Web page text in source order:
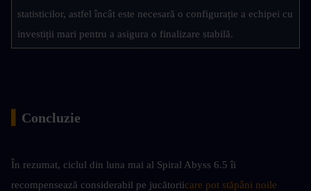
statisticilor, astfel încât este necesară o configurație a echipei cu
investiții mari pentru a asigura o finalizare stabilă.
Concluzie
În rezumat, ciclul din luna mai al Spiral Abyss 6.5 îi
recompensează considerabil pe jucătoriicare pot stăpâni noile